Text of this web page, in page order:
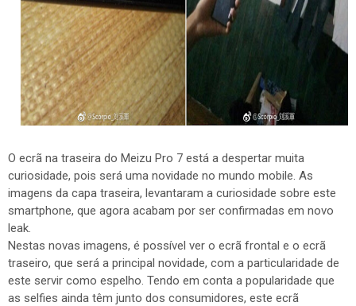
O ecrã na traseira do Meizu Pro 7 está a despertar muita
curiosidade, pois será uma novidade no mundo mobile. As
imagens da capa traseira, levantaram a curiosidade sobre este
smartphone, que agora acabam por ser confirmadas em novo
leak.
Nestas novas imagens, é possível ver o ecrã frontal e o ecrã
traseiro, que será a principal novidade, com a particularidade de
este servir como espelho. Tendo em conta a popularidade que
as selfies ainda têm junto dos consumidores, este ecrã